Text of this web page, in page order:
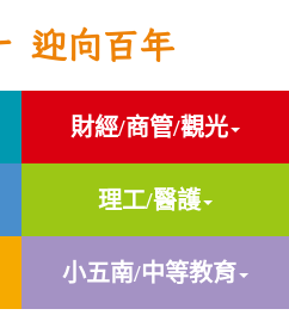
迎向百年
財經/商管/觀光
理工/醫護
小五南/中等教育